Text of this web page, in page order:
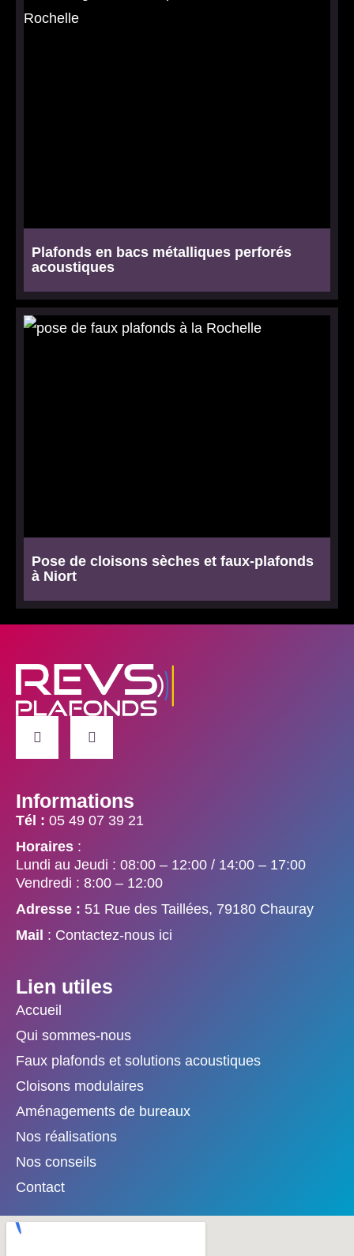
Plafonds en bacs métalliques perforés
acoustiques
Pose de cloisons sèches et faux-plafonds
à Niort
Informations
Tél : 05 49 07 39 21
Horaires :
Lundi au Jeudi : 08:00 – 12:00 / 14:00 – 17:00
Vendredi : 8:00 – 12:00
Adresse : 51 Rue des Taillées, 79180 Chauray
Mail : Contactez-nous ici
Lien utiles
Accueil
Qui sommes-nous
Faux plafonds et solutions acoustiques
Cloisons modulaires
Aménagements de bureaux
Nos réalisations
Nos conseils
Contact